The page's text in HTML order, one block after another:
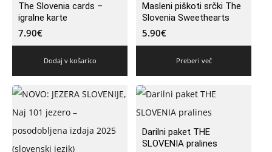
The Slovenia cards –
igralne karte
7.90€
Dodaj v košarico
Masleni piškoti srčki The
Slovenia Sweethearts
5.90€
Preberi več
Darilni paket THE
SLOVENIA pralines